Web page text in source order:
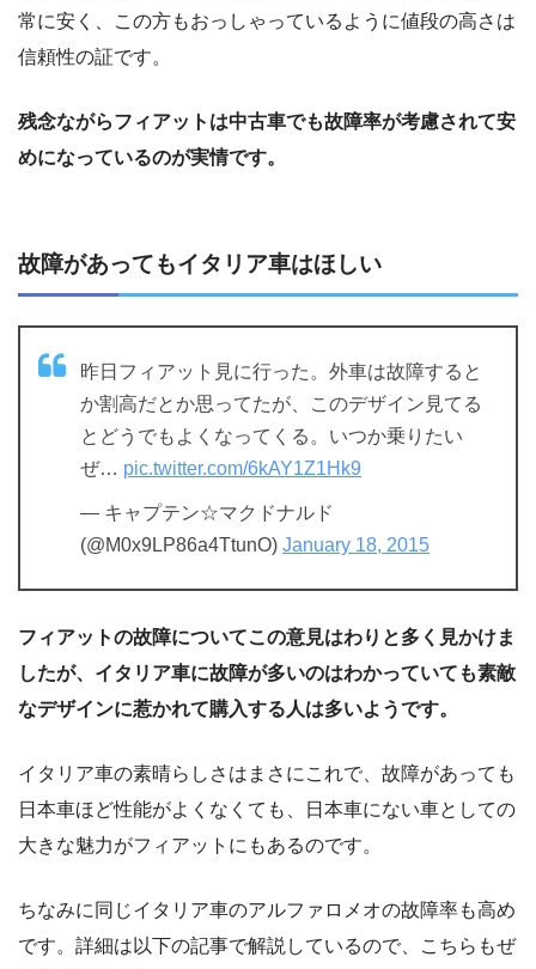
常に安く、この方もおっしゃっているように値段の高さは
信頼性の証です。
残念ながらフィアットは中古車でも故障率が考慮されて安
めになっているのが実情です。
故障があってもイタリア車はほしい
昨日フィアット見に行った。外車は故障すると
か割高だとか思ってたが、このデザイン見てる
とどうでもよくなってくる。いつか乗りたい
ぜ… pic.twitter.com/6kAY1Z1Hk9
— キャプテン☆マクドナルド
(@M0x9LP86a4TtunO) January 18, 2015
フィアットの故障についてこの意見はわりと多く見かけま
したが、イタリア車に故障が多いのはわかっていても素敵
なデザインに惹かれて購入する人は多いようです。
イタリア車の素晴らしさはまさにこれで、故障があっても
日本車ほど性能がよくなくても、日本車にない車としての
大きな魅力がフィアットにもあるのです。
ちなみに同じイタリア車のアルファロメオの故障率も高め
です。詳細は以下の記事で解説しているので、こちらもぜ